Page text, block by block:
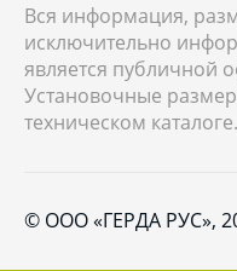
Вся информация,
исключительно
является публичной
Установочные
техническом каталоге.
© ООО «ГЕРДА РУС»,